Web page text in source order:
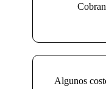
Algunos